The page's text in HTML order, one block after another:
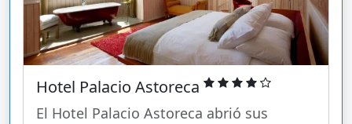
Hotel Palacio Astoreca
El Hotel Palacio Astoreca abrió sus